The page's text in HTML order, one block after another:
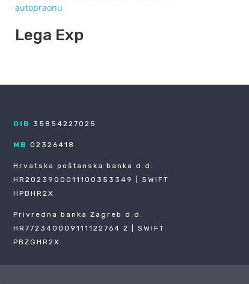
Lega Exp
OIB 35854227025
MB 02326418
Hrvatska poštanska banka d.d.
HR2023900011100353349 | SWIFT
HPBHR2X
Privredna banka Zagreb d.d.
HR772340009111122764 2 | SWIFT
PBZGHR2X